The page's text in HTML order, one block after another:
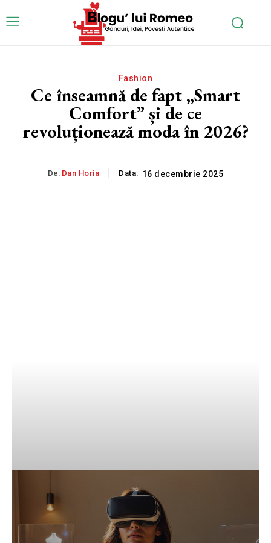
Fashion
Ce înseamnă de fapt „Smart
Comfort” și de ce
revoluționează moda în 2026?
De: Dan Horia Data: 16 decembrie 2025